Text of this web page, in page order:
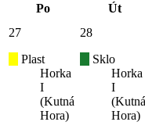
Po
Út
27
Plast
Horka
I
(Kutná
Hora)
28
Sklo
Horka
I
(Kutná
Hora)